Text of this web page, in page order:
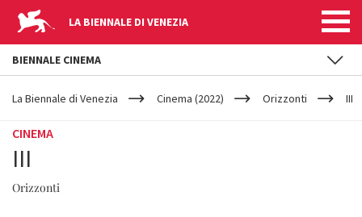
LA BIENNALE DI VENEZIA
YOUR
ARE
La Biennale di Venezia Cinema (2022) Orizzonti III
CINEMA
III
Orizzonti
BIENNALE CINEMA